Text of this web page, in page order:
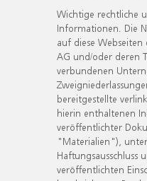
Wichtige rechtliche
Informationen. Die
auf diese
AG und/oder deren
verbundenen
bereitgestellte
hierin enthaltenen
veröffentlichter
"Materialien"),
Haftungsausschluss
veröffentlichten